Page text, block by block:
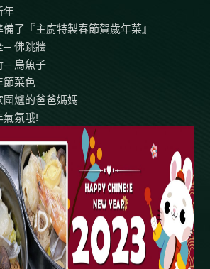
年
了『主廚特製春節賀歲年菜』
─ 佛跳牆
─ 烏魚子
節菜色
爐的爸爸媽媽
氣氛哦!